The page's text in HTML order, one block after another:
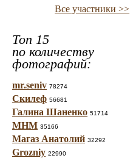
Все участники >>
Топ 15
по количеству
фотографий:
mr.seniv 78274
Скилеф 56681
Галина Шаненко 51714
МНМ 35166
Магаз Анатолий 32292
Grozniy 22990